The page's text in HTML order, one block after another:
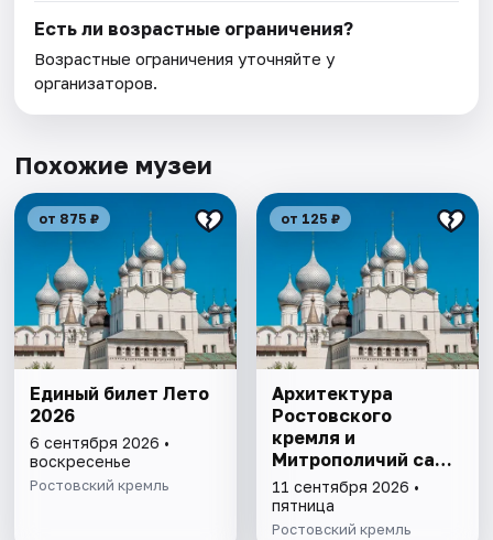
Есть ли возрастные ограничения?
Возрастные ограничения уточняйте у
организаторов.
Похожие музеи
от 875 ₽
Единый билет Лето
2026
6 сентября 2026 •
воскресенье
Ростовский кремль
от 125 ₽
Архитектура
Ростовского
кремля и
Митрополичий сад,
выставка
"Митрополичье
варенье"
11 сентября 2026 •
пятница
Ростовский кремль